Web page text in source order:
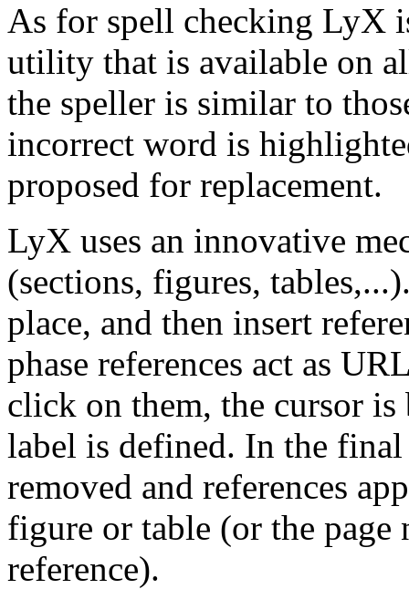
As for spell checking LyX
utility that is available on
the speller is similar to
incorrect word is
proposed for replacement.
LyX uses an innovative
(sections, figures,
place, and then insert
phase references act as
click on them, the cursor
label is defined. In the
removed and references
figure or table (or the page
reference).